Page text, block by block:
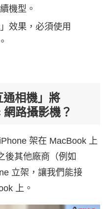
機型。
」效果，必須使用
相機」將
路攝影機？
架在 MacBook 上
後其他廠商（例如
立架，讓我們能接
上。